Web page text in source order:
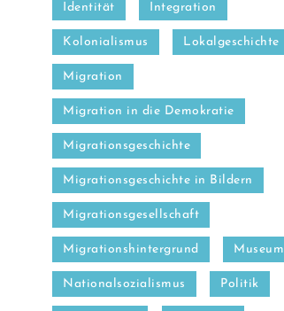
Identität Integration
Kolonialismus Lokalgeschichte
Migration
Migration in die Demokratie
Migrationsgeschichte
Migrationsgeschichte in Bildern
Migrationsgesellschaft
Migrationshintergrund Museum
Nationalsozialismus Politik